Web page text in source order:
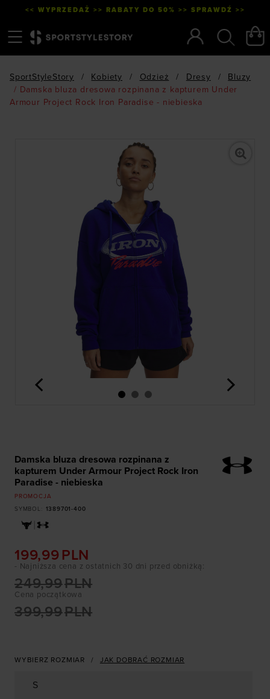
<< WYPRZEDAŻ >> RABATY DO 50% >> SPRAWDŹ >>
SportStyleStory / Kobiety / Odzież / Dresy /
Bluzy
/ Damska bluza dresowa rozpinana z kapturem Under
Armour Project Rock Iron Paradise - niebieska
<
Damska bluza dresowa rozpinana z
kapturem Under Armour Project Rock Iron
Paradise - niebieska
PROMOCJA
SYMBOL
1389701-400
199,99 PLN
Cena początkowa
399,99PLN
249,99PLN
- Najniższa cena z ostatnich 30 dni przed obniżką:
WYBIERZ ROZMIAR JAK DOBRAĆ ROZMIAR
S